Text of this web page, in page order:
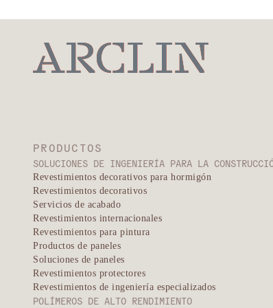
PRODUCTOS
SOLUCIONES DE INGENIERÍA PARA LA
Revestimientos decorativos para hormigón
Revestimientos decorativos
Servicios de acabado
Revestimientos internacionales
Revestimientos para pintura
Productos de paneles
Soluciones de paneles
Revestimientos protectores
Revestimientos de ingeniería especializados
POLÍMEROS DE ALTO RENDIMIENTO